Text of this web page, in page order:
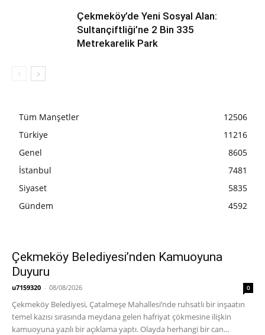
Çekmeköy’de Yeni Sosyal Alan:
Sultançiftliği’ne 2 Bin 335
Metrekarelik Park
Tüm Manşetler
12506
Türkiye
11216
Genel
8605
İstanbul
7481
Siyaset
5835
Gündem
4592
Çekmeköy Belediyesi’nden Kamuoyuna
Duyuru
u7159320 - 08/08/2026 0
Çekmeköy Belediyesi, Çatalmeşe Mahallesi’nde ruhsatlı bir inşaatın
temel kazısı sırasında meydana gelen hafriyat çökmesine ilişkin
kamuoyuna yazılı bir açıklama yaptı. Olayda herhangi bir can...